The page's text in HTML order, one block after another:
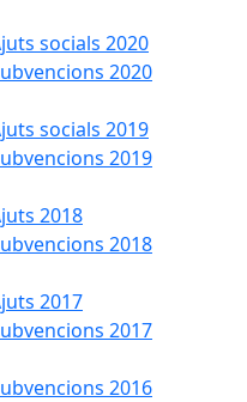
socials 2020
2020
socials 2019
2019
2018
2018
2017
2017
2016